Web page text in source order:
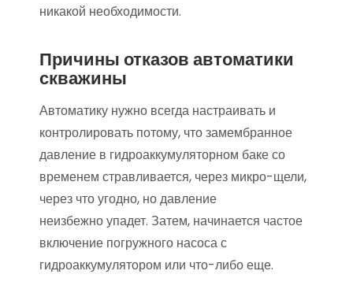
никакой необходимости.
Причины отказов автоматики
скважины
Автоматику нужно всегда настраивать и
контролировать потому, что замембранное
давление в гидроаккумуляторном баке со
временем стравливается, через микро-щели,
через что угодно, но давление
неизбежно упадет. Затем, начинается частое
включение погружного насоса с
гидроаккумулятором или что-либо еще.